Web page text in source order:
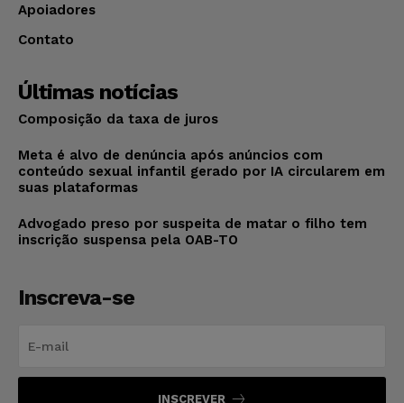
Apoiadores
Contato
Últimas notícias
Composição da taxa de juros
Meta é alvo de denúncia após anúncios com
conteúdo sexual infantil gerado por IA circularem em
suas plataformas
Advogado preso por suspeita de matar o filho tem
inscrição suspensa pela OAB-TO
Inscreva-se
INSCREVER